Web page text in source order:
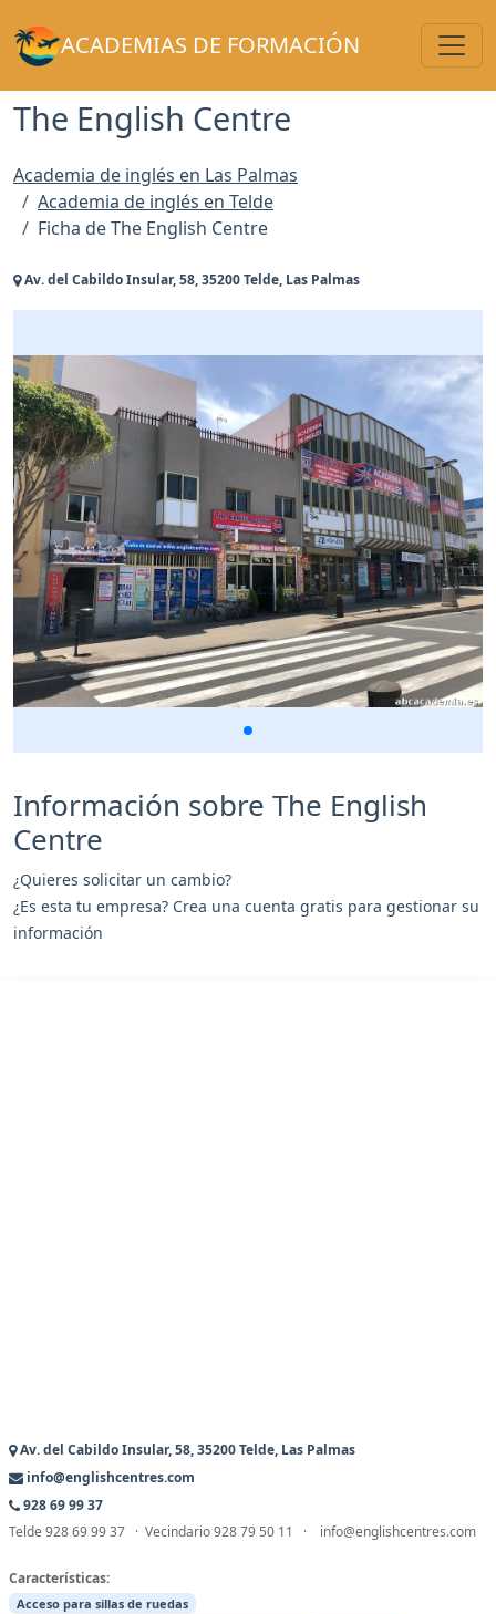
ACADEMIAS DE FORMACIÓN
The English Centre
Academia de inglés en Las Palmas
Academia de inglés en Telde
Ficha de The English Centre
Av. del Cabildo Insular, 58, 35200 Telde, Las Palmas
Información sobre The English
Centre
¿Quieres solicitar un cambio?
¿Es esta tu empresa? Crea una cuenta gratis para gestionar su
información
Av. del Cabildo Insular, 58, 35200 Telde, Las Palmas
info@englishcentres.com
928 69 99 37
Telde 928 69 99 37 · Vecindario 928 79 50 11 · info@englishcentres.com
Características:
Acceso para sillas de ruedas